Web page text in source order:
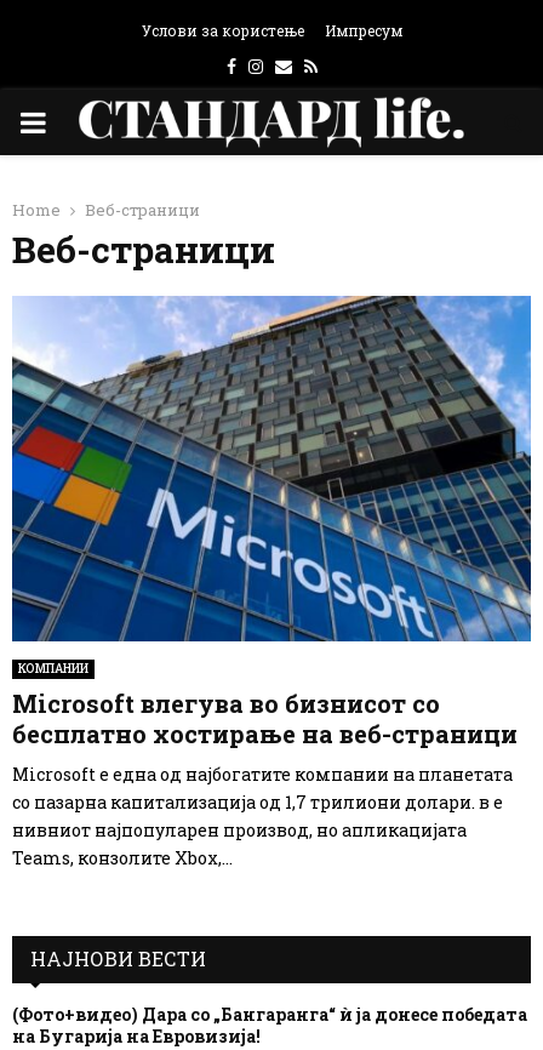
Услови за користење Импресум
Facebook
Instagram
Email
Rss
PRIMARY
Home Веб-страници
Веб-страници
КОМПАНИИ
Мicrosoft влегува во бизнисот со
бесплатно хостирање на веб-страници
Мicrosoft е една од најбогатите компании на планетата
со пазарна капитализација од 1,7 трилиони долари. в е
нивниот најпопуларен производ, но апликацијата
Teams, конзолите Xbox,...
НАЈНОВИ ВЕСТИ
(Фото+видео) Дара со „Бангаранга“ ѝ ја донесе победата
на Бугарија на Евровизија!